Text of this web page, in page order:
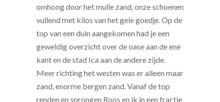
omhoog door het mulle zand, onze schoenen
vullend met kilos van het gele goedje. Op de
top van een duin aangekomen had je een
geweldig overzicht over de oase aan de ene
kant en de stad Ica aan de andere zijde.
Meer richting het westen was er alleen maar
zand, enorme bergen zand. Vanaf de top
renden en sprongen Roos en ik in een fractie